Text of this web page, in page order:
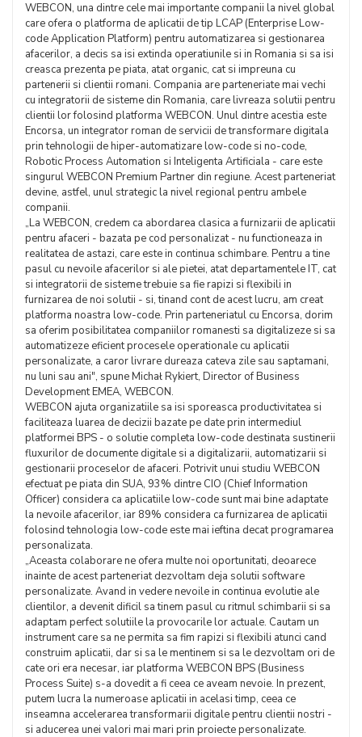
WEBCON, una dintre cele mai importante companii la nivel global
care ofera o platforma de aplicatii de tip LCAP (Enterprise Low-
code Application Platform) pentru automatizarea si gestionarea
afacerilor, a decis sa isi extinda operatiunile si in Romania si sa isi
creasca prezenta pe piata, atat organic, cat si impreuna cu
partenerii si clientii romani. Compania are parteneriate mai vechi
cu integratorii de sisteme din Romania, care livreaza solutii pentru
clientii lor folosind platforma WEBCON. Unul dintre acestia este
Encorsa, un integrator roman de servicii de transformare digitala
prin tehnologii de hiper-automatizare low-code si no-code,
Robotic Process Automation si Inteligenta Artificiala - care este
singurul WEBCON Premium Partner din regiune. Acest parteneriat
devine, astfel, unul strategic la nivel regional pentru ambele
companii.
„La WEBCON, credem ca abordarea clasica a furnizarii de aplicatii
pentru afaceri - bazata pe cod personalizat - nu functioneaza in
realitatea de astazi, care este in continua schimbare. Pentru a tine
pasul cu nevoile afacerilor si ale pietei, atat departamentele IT, cat
si integratorii de sisteme trebuie sa fie rapizi si flexibili in
furnizarea de noi solutii - si, tinand cont de acest lucru, am creat
platforma noastra low-code. Prin parteneriatul cu Encorsa, dorim
sa oferim posibilitatea companiilor romanesti sa digitalizeze si sa
automatizeze eficient procesele operationale cu aplicatii
personalizate, a caror livrare dureaza cateva zile sau saptamani,
nu luni sau ani", spune Michał Rykiert, Director of Business
Development EMEA, WEBCON.
WEBCON ajuta organizatiile sa isi sporeasca productivitatea si
faciliteaza luarea de decizii bazate pe date prin intermediul
platformei BPS - o solutie completa low-code destinata sustinerii
fluxurilor de documente digitale si a digitalizarii, automatizarii si
gestionarii proceselor de afaceri. Potrivit unui studiu WEBCON
efectuat pe piata din SUA, 93% dintre CIO (Chief Information
Officer) considera ca aplicatiile low-code sunt mai bine adaptate
la nevoile afacerilor, iar 89% considera ca furnizarea de aplicatii
folosind tehnologia low-code este mai ieftina decat programarea
personalizata.
„Aceasta colaborare ne ofera multe noi oportunitati, deoarece
inainte de acest parteneriat dezvoltam deja solutii software
personalizate. Avand in vedere nevoile in continua evolutie ale
clientilor, a devenit dificil sa tinem pasul cu ritmul schimbarii si sa
adaptam perfect solutiile la provocarile lor actuale. Cautam un
instrument care sa ne permita sa fim rapizi si flexibili atunci cand
construim aplicatii, dar si sa le mentinem si sa le dezvoltam ori de
cate ori era necesar, iar platforma WEBCON BPS (Business
Process Suite) s-a dovedit a fi ceea ce aveam nevoie. In prezent,
putem lucra la numeroase aplicatii in acelasi timp, ceea ce
inseamna accelerarea transformarii digitale pentru clientii nostri -
si aducerea unei valori mai mari prin proiecte personalizate.